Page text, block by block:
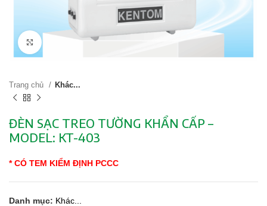
Click to enlarge
Trang chủ Khác...
ĐÈN SẠC TREO TƯỜNG KHẨN CẤP –
MODEL: KT-403
* CÓ TEM KIỂM ĐỊNH PCCC
Danh mục: Khác...